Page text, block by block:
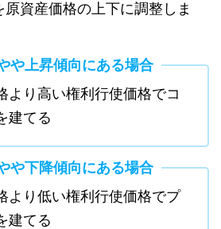
資産価格の上下に調整しま
や上昇傾向にある場合
より高い権利行使価格でコ
建てる
や下降傾向にある場合
より低い権利行使価格でプ
建てる